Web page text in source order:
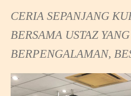
CERIASEPANJANG
BERSAMA USTAZ YANG
BERPENGALAMAN,